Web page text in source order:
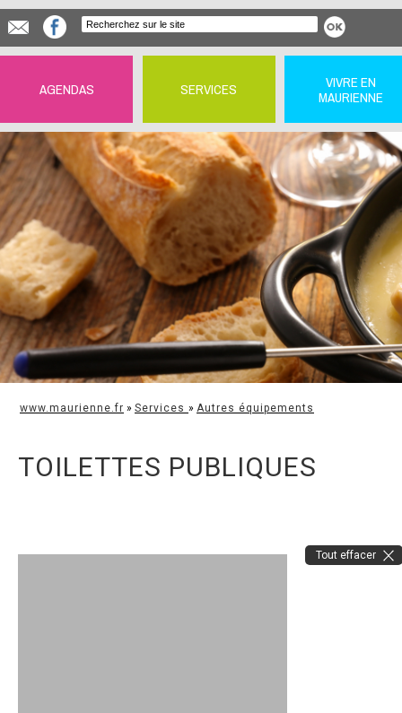
AGENDAS SERVICES
VIVRE EN
MAURIENNE
www.maurienne.fr » Services » Autres équipements
TOILETTES PUBLIQUES
Tout effacer